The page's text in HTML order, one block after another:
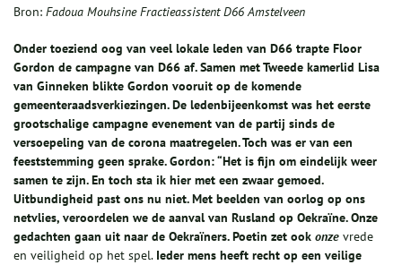
Bron: Fadoua Mouhsine Fractieassistent D66 Amstelveen
Onder toeziend oog van veel lokale leden van D66 trapte Floor
Gordon de campagne van D66 af. Samen met Tweede kamerlid Lisa
van Ginneken blikte Gordon vooruit op de komende
gemeenteraadsverkiezingen.De ledenbijeenkomst was het eerste
grootschalige campagne evenement van de partij sinds de
versoepeling van de corona maatregelen. Toch was er van een
feeststemming geen sprake. Gordon: “Het is fijn om eindelijk weer
samen te zijn. En toch sta ik hier met een zwaar gemoed.
Uitbundigheid past ons nu niet. Met beelden van oorlog op ons
netvlies, veroordelen we de aanval van Rusland op Oekraïne. Onze
gedachten gaan uit naar de Oekraïners. Poetin zet ook onze vrede
en veiligheid op het spel. Ieder mens heeft recht op een veilige